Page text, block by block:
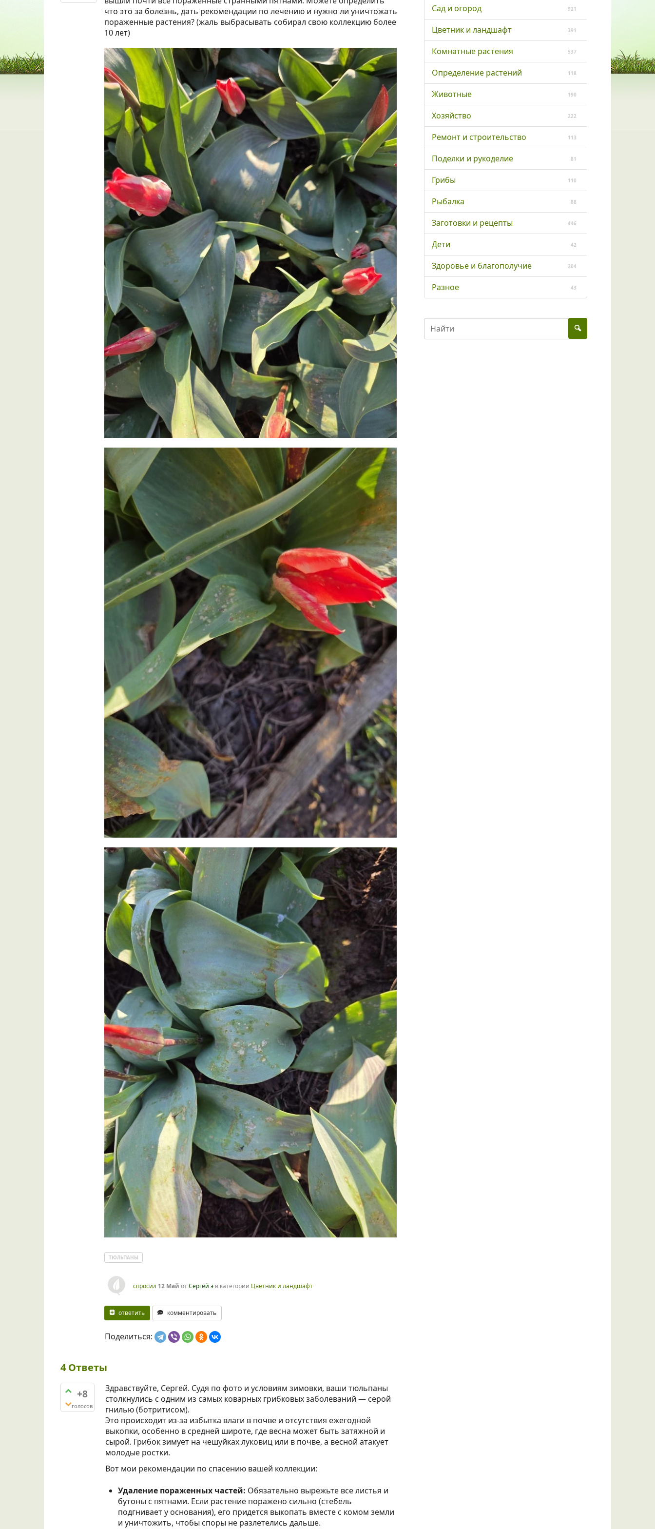
что это за болезнь, дать рекомендации по лечению и нужно ли уничтожать
пораженные растения? (жаль выбрасывать собирал свою коллекцию более
10 лет)
ТЮЛЬПАНЫ
спросил 12 Май отСергей э в категории Цветник и ландшафт
ответить комментировать
Поделиться:
4Ответы
+8
голосов
Здравствуйте, Сергей. Судя по фото и условиям зимовки, ваши тюльпаны
столкнулись с одним из самых коварных грибковых заболеваний — серой
гнилью (ботритисом).
Это происходит из-за избытка влаги в почве и отсутствия ежегодной
выкопки, особенно в средней широте, где весна может быть затяжной и
сырой. Грибок зимует на чешуйках луковиц или в почве, а весной атакует
молодые ростки.
Вот мои рекомендации по спасению вашей коллекции:
Удаление пораженных частей: Обязательно вырежьте все листья и
бутоны с пятнами. Если растение поражено сильно (стебель
подгнивает у основания), его придется выкопать вместе с комом земли
и уничтожить, чтобы споры не разлетелись дальше.
Сад и огород 921
Цветник и ландшафт 391
Комнатные растения 537
Определение растений 118
Животные 190
Хозяйство 222
Ремонт и строительство 113
Поделки и рукоделие 81
Грибы 110
Рыбалка 88
Заготовки и рецепты 446
Дети 42
Здоровье и благополучие 204
Разное 43